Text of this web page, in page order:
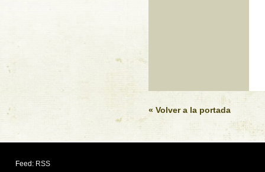
« Volver a la portada
Feed: RSS